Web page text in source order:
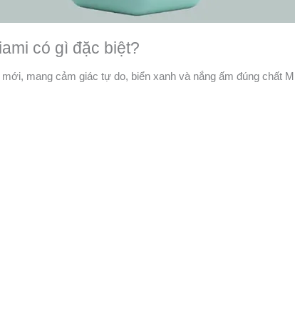
có gì đặc biệt?
mang cảm giác tự do, biển xanh và nắng ấm đúng chất